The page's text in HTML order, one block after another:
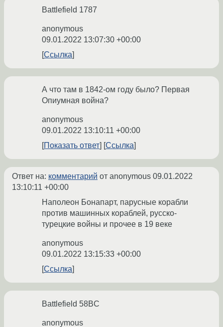
Battlefield 1787
anonymous
09.01.2022 13:07:30 +00:00
Ссылка
А что там в 1842-ом году было? Первая
Опиумная война?
anonymous
09.01.2022 13:10:11 +00:00
Показать ответ
Ссылка
Ответ на: комментарий от anonymous 09.01.2022
13:10:11 +00:00
Наполеон Бонапарт, парусные корабли
против машинных кораблей, русско-
турецкие войны и прочее в 19 веке
anonymous
09.01.2022 13:15:33 +00:00
Ссылка
Battlefield 58BC
anonymous